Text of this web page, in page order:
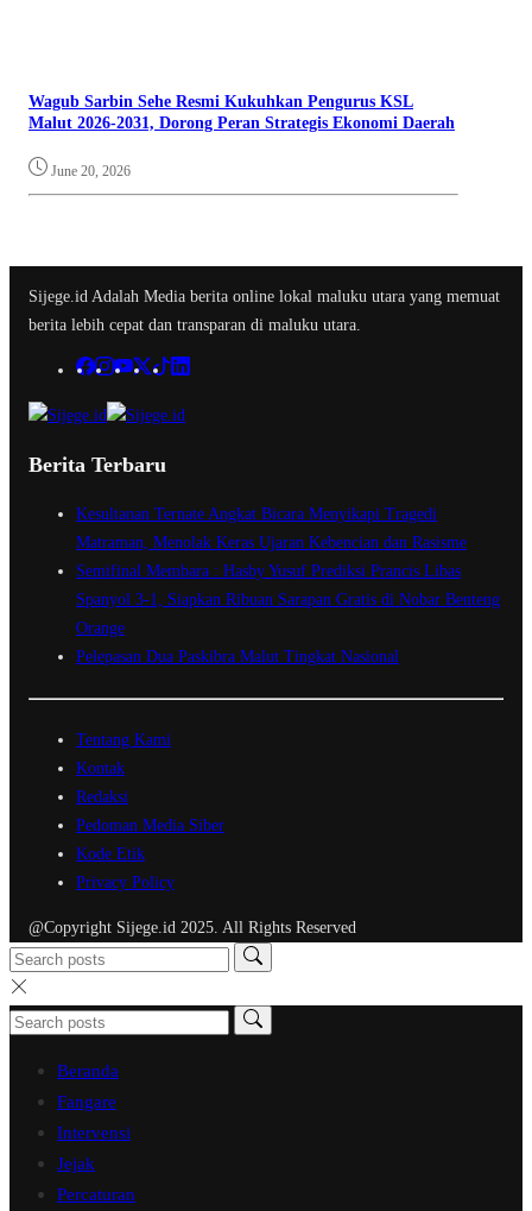
Wagub Sarbin Sehe Resmi Kukuhkan Pengurus KSL
Malut 2026-2031, Dorong Peran Strategis Ekonomi Daerah
June 20, 2026
Sijege.id Adalah Media berita online lokal maluku utara yang memuat
berita lebih cepat dan transparan di maluku utara.
Berita Terbaru
Kesultanan Ternate Angkat Bicara Menyikapi Tragedi
Matraman, Menolak Keras Ujaran Kebencian dan Rasisme
Semifinal Membara : Hasby Yusuf Prediksi Prancis Libas
Spanyol 3-1, Siapkan Ribuan Sarapan Gratis di Nobar Benteng
Orange
Pelepasan Dua Paskibra Malut Tingkat Nasional
Tentang Kami
Kontak
Redaksi
Pedoman Media Siber
Kode Etik
Privacy Policy
@Copyright Sijege.id 2025. All Rights Reserved
Beranda
Fangare
Intervensi
Jejak
Percaturan